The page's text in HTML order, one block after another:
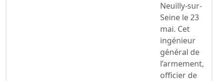
Neuilly-sur-
Seine le 23
mai. Cet
ingénieur
général de
l’armement,
officier de